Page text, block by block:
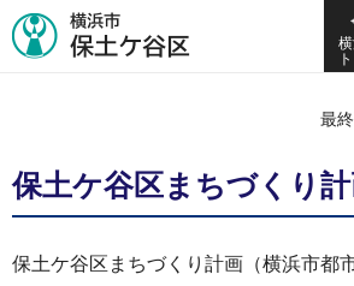
最
保土ケ谷区まちづくり
保土ケ谷区まちづくり計画（横浜市都